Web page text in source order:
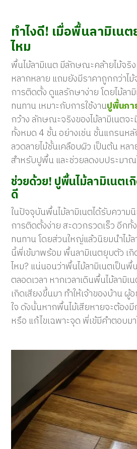
ทำไงดี! เมื่อพื้นลามิเนต
ไหม
พื้นไม้ลามิเนต มีลักษณะคล้ายไม้จริ
หลากหลาย แถมยังมีราคาถูกกว่าไ
การติดตั้ง ดูแลรักษาง่าย โดยไม้ลา
ทนทาน เหมาะกับการใช้งานปูพื้นภา
กว้าง ลักษณะจริงของไม้ลามิเนตจ
ทั้งหมด 4 ชั้น อย่างเช่น ชั้นแกรนห
ลวดลายไม้ชั้นเคลือบผิว เป็นต้น หลา
สำหรับปูพื้น และช่วยลดงบประมา
ช่วยด้วย! ปูพื้นไม้ลามิเนตเ
ดี
ในปัจจุบันพื้นไม้ลามิเนตได้รับความ
การติดตั้งง่าย สะดวกรวดเร็ว อีกทั้
ทนทาน โดยส่วนใหญ่แล้วนิยมนำไม้
นี้พี่เข้มาพร้อม พื้นลามิเนตยุบตัว เกิ
ไหม? แน่นอนว่าพื้นไม้ลามิเนตเป็น
ตลอดเวลา หากเวลาเดินพื้นไม้ลามิเ
เกิดเสียงขึ้นมา ทำให้เจ้าของบ้าน
ใจ ดังนั้นหากพื้นไม้เสียหายจะต้อง
หรือ แก้ไขเฉพาะจุด พี่เข้มีคำตอบม